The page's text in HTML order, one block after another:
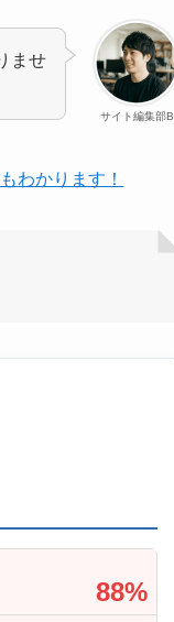
サイト編集部B
ませ
わかります！
88%